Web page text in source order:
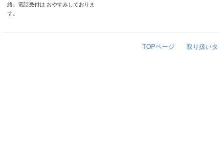
絡、電話受付は おやすみしておりま
す。
TOPページ 取り扱い